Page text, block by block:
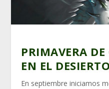
PRIMAVERA
EN EL
En septiembre iniciamos